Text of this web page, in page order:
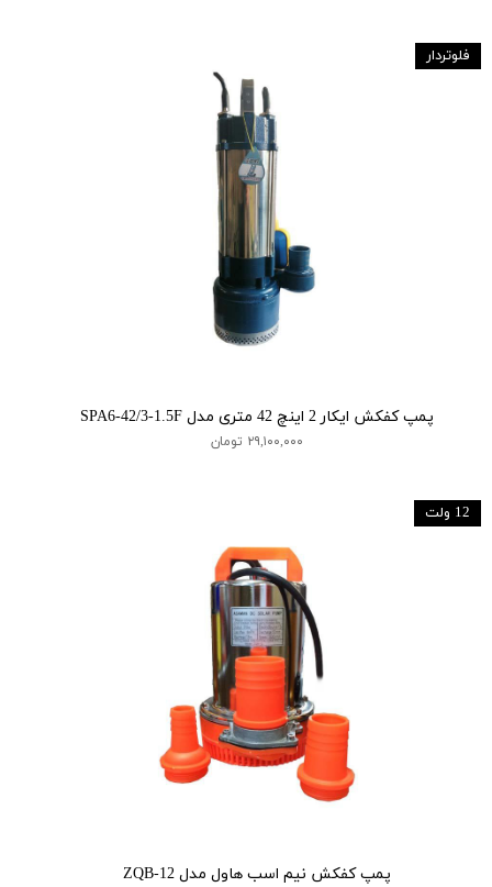
پمپ کفکش ایکار 2 اینچ 42 متری مدل SPA6-42/3-1.5F
۲۹,۱۰۰,۰۰۰ تومان
فلوتردار
پمپ کفکش نیم اسب هاول مدل ZQB-12
12 ولت